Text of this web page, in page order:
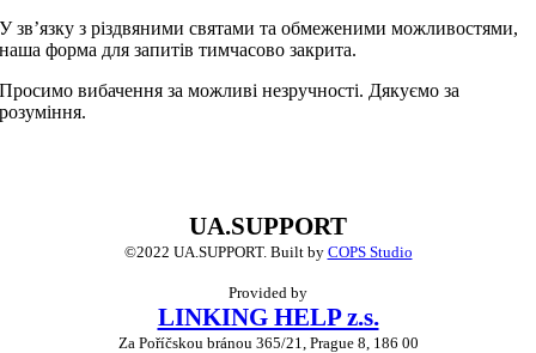
У зв’язку з різдвяними святами та обмеженими можливостями,
наша форма для запитів тимчасово закрита.
Просимо вибачення за можливі незручності. Дякуємо за
розуміння.
UA.SUPPORT
©2022 UA.SUPPORT. Built by COPS Studio
Provided by
LINKING HELP z.s.
Za Poříčskou bránou 365/21, Prague 8, 186 00